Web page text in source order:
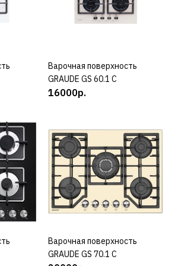
ДОБАВИТЬ К СРАВНЕНИЮ
GRAUDE
Варочная поверхность
GRAUDE EK 90.0 S
23300р.
КУПИТЬ
ДОБАВИТЬ К СРАВНЕНИЮ
ДОБАВИТЬ В ПОЖЕЛАНИЯ
Варочная поверхность
GRAUDE GS 60.1 C
КУПИТЬ
Варочная поверхность
GRAUDE GS 60.1 С
16000р.
КУПИТЬ
Варочная поверхность
GRAUDE GS 70.1 C